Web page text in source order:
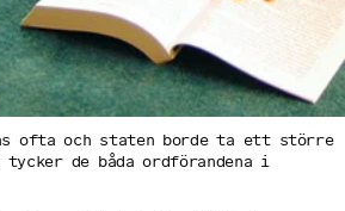
ofta och staten borde ta ett större
tycker de båda ordförandena i